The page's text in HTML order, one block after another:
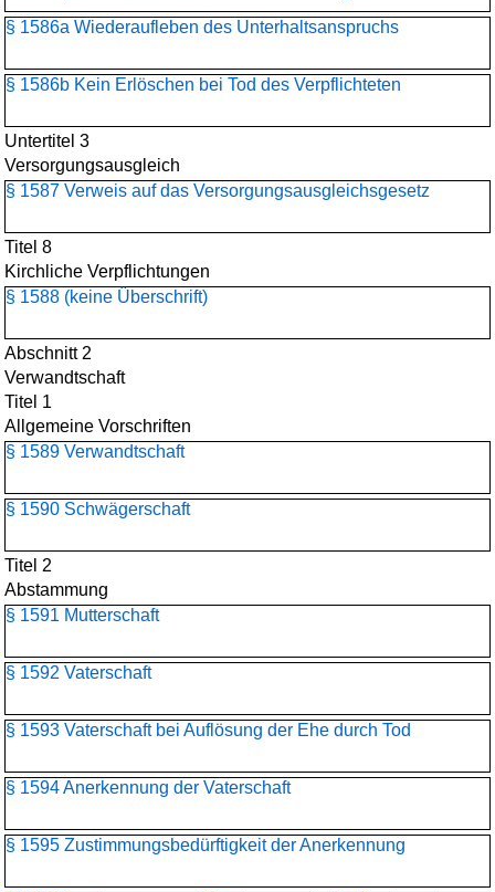
§ 1586a Wiederaufleben des Unterhaltsanspruchs
§ 1586b Kein Erlöschen bei Tod des Verpflichteten
Untertitel 3
Versorgungsausgleich
§ 1587 Verweis auf das Versorgungsausgleichsgesetz
Titel 8
Kirchliche Verpflichtungen
§ 1588 (keine Überschrift)
Abschnitt 2
Verwandtschaft
Titel 1
Allgemeine Vorschriften
§ 1589 Verwandtschaft
§ 1590 Schwägerschaft
Titel 2
Abstammung
§ 1591 Mutterschaft
§ 1592 Vaterschaft
§ 1593 Vaterschaft bei Auflösung der Ehe durch Tod
§ 1594 Anerkennung der Vaterschaft
§ 1595 Zustimmungsbedürftigkeit der Anerkennung